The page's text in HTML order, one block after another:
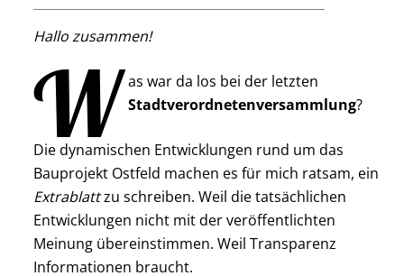
Hallo zusammen!
W as war da los bei der letzten
Stadtverordnetenversammlung?
Die dynamischen Entwicklungen rund um das
Bauprojekt Ostfeld machen es für mich ratsam, ein
Extrablattzu schreiben. Weil die tatsächlichen
Entwicklungen nicht mit der veröffentlichten
Meinung übereinstimmen. Weil Transparenz
Informationen braucht.